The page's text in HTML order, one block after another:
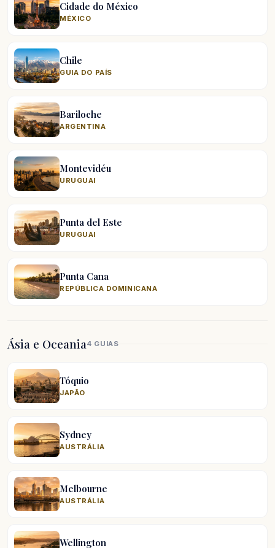
Cidade do México
MÉXICO
Chile
GUIA DO PAÍS
Bariloche
ARGENTINA
Montevidéu
URUGUAI
Punta del Este
URUGUAI
Punta Cana
REPÚBLICA DOMINICANA
Ásia e Oceania4 GUIAS
Tóquio
JAPÃO
Sydney
AUSTRÁLIA
Melbourne
AUSTRÁLIA
Wellington